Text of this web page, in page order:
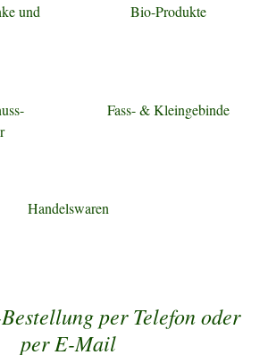
und
Bio-Produkte
Fass- & Kleingebinde
Handelswaren
per Telefon oder
per E-Mail